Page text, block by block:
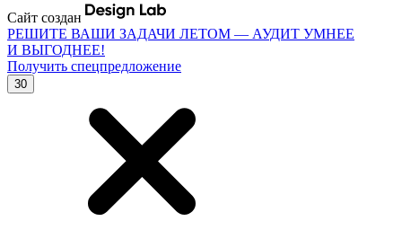
Сайт создан
РЕШИТЕ ВАШИ ЗАДАЧИ ЛЕТОМ — АУДИТ УМНЕЕ
И ВЫГОДНЕЕ!
Получить спецпредложение
30